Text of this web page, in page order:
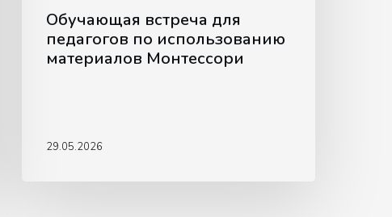
Обучающая встреча для
педагогов по использованию
материалов Монтессори
29.05.2026